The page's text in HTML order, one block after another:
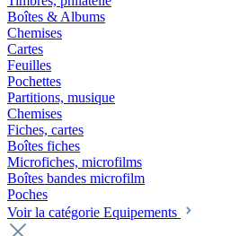
Boîtes & Albums
Chemises
Cartes
Feuilles
Pochettes
Partitions, musique
Chemises
Fiches, cartes
Boîtes fiches
Microfiches, microfilms
Boîtes bandes microfilm
Poches
Voir la catégorie Equipements